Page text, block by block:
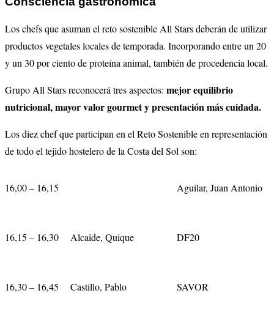
Los chefs que asuman el reto sostenible All Stars deberán de utilizar
productos vegetales locales de temporada. Incorporando entre un 20
y un 30 por ciento de proteína animal, también de procedencia local.
Grupo All Stars reconocerá tres aspectos: mejor equilibrio
nutricional, mayor valor gourmet y presentación más cuidada.
Los diez chef que participan en el Reto Sostenible en representación
de todo el tejido hostelero de la Costa del Sol son:
16,00 – 16,15 Aguilar, Juan Antonio
16,15 – 16,30 Alcaide, Quique DF20
16,30 – 16,45 Castillo, Pablo SAVOR